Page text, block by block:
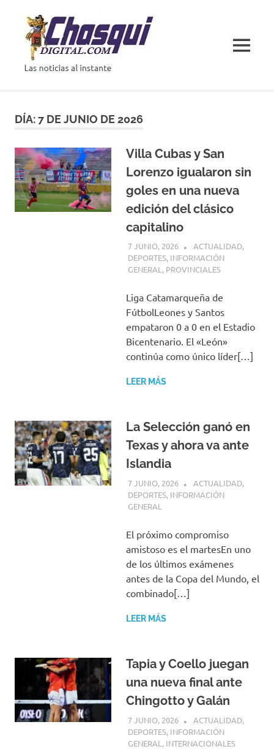
contenido
instante
MENÚ
DÍA:7 DE JUNIO DE 2026
Villa Cubas y San
Lorenzo igualaron sin
goles en una nueva
edición del clásico
capitalino
7 JUNIO, 2026 H P
ACTUALIDAD,
DEPORTES, INFORMACIÓN
GENERAL, PROVINCIALES
Liga Catamarqueña de
FútbolLeones y Santos
empataron 0 a 0 en el Estadio
Bicentenario. El «León»
continúa como único líder[…]
LEER MÁS
La Selección ganó en
Texas y ahora va ante
Islandia
7 JUNIO, 2026 H P
ACTUALIDAD,
DEPORTES, INFORMACIÓN
GENERAL
El próximo compromiso
amistoso es el martesEn uno
de los últimos exámenes
antes de la Copa del Mundo, el
combinado[…]
LEER MÁS
Tapia y Coello juegan
una nueva final ante
Chingotto y Galán
7 JUNIO, 2026 H P
ACTUALIDAD,
DEPORTES, INFORMACIÓN
GENERAL , INTERNACIONALES